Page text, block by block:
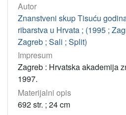
Autor
Znanstveni skup Tisuću
ribarstva u Hrvata ; (1995 ;
Zagreb ; Sali ; Split)
Impresum
Zagreb : Hrvatska akademija
1997.
Materijalni opis
692 str. ; 24 cm